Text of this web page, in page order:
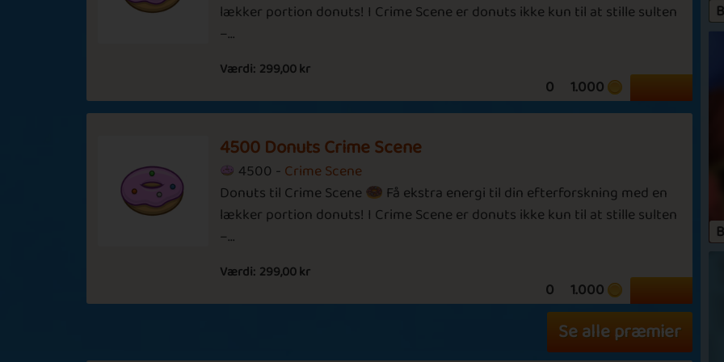
Candles
Kadze
Mance
Hibernation Halloween Chocolate Chips Athena
New Beginnings
Remember the
Hot Hot May Parade
lækker portion donuts! I Crime Scene er donuts ikke kun til at stille sulten
–...
Værdi: 299,00 kr
0 1.000
4500 Donuts Crime Scene
4500 - Crime Scene
Donuts til Crime Scene 🍩 Få ekstra energi til din efterforskning med en
lækker portion donuts! I Crime Scene er donuts ikke kun til at stille sulten
–...
Værdi: 299,00 kr
0 1.000
Se alle præmier